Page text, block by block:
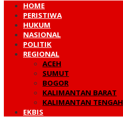
HOME
PERISTIWA
HUKUM
NASIONAL
POLITIK
REGIONAL
ACEH
SUMUT
BOGOR
KALIMANTAN BARAT
KALIMANTAN TENGAH
EKBIS